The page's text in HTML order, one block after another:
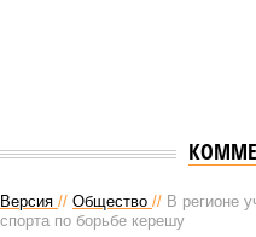
Версия // Общество // В регионе
спорта по борьбе керешу